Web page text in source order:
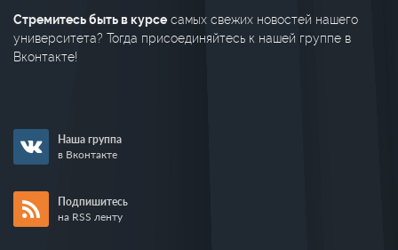
Стремитесь быть в курсе самых свежих новостей нашего
университета? Тогда присоединяйтесь к нашей группе в
Вконтакте!
Наша группа
в Вконтакте
Подпишитесь
на RSS ленту